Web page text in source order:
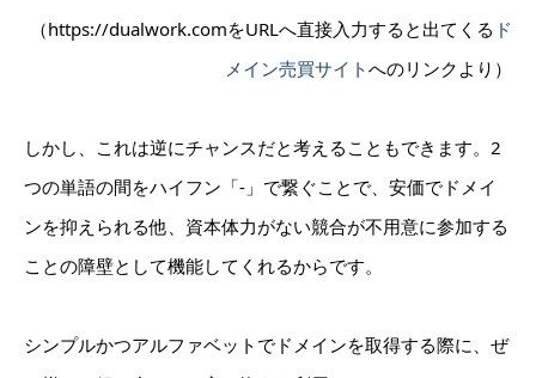
（https://dualwork.comをURLへ直接入力すると出てくる ド
メイン売買サイトへのリンクより）
しかし、これは逆にチャンスだと考えることもできます。2
つの単語の間をハイフン「-」で繋ぐことで、安価でドメイ
ンを抑えられる他、資本体力がない競合が不用意に参加する
ことの障壁として機能してくれるからです。
シンプルかつアルファベットでドメインを取得する際に、ぜ